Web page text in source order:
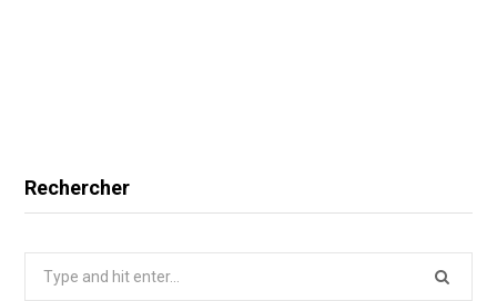
Rechercher